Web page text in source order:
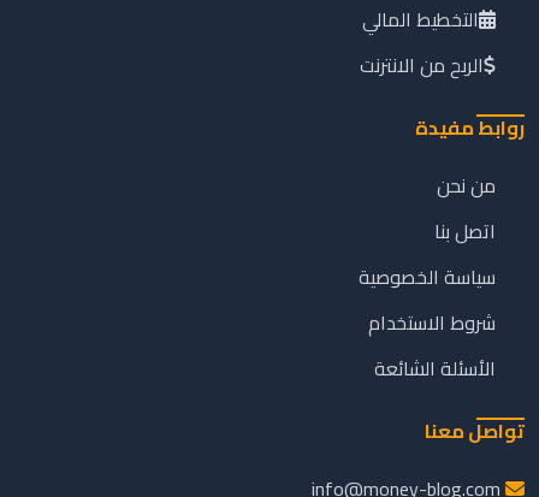
التخطيط المالي
الربح من الانترنت
روابط مفيدة
من نحن
اتصل بنا
سياسة الخصوصية
شروط الاستخدام
الأسئلة الشائعة
تواصل معنا
info@money-blog.com